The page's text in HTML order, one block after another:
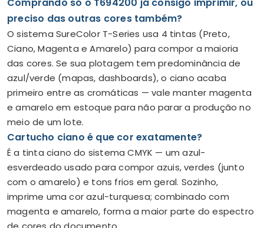
preciso das outras cores também?
O sistema SureColor T-Series usa 4 tintas (Preto,
Ciano, Magenta e Amarelo) para compor a maioria
das cores. Se sua plotagem tem predominância de
azul/verde (mapas, dashboards), o ciano acaba
primeiro entre as cromáticas — vale manter magenta
e amarelo em estoque para não parar a produção no
meio de um lote.
Cartucho ciano é que cor exatamente?
É a tinta ciano do sistema CMYK — um azul-
esverdeado usado para compor azuis, verdes (junto
com o amarelo) e tons frios em geral. Sozinho,
imprime uma cor azul-turquesa; combinado com
magenta e amarelo, forma a maior parte do espectro